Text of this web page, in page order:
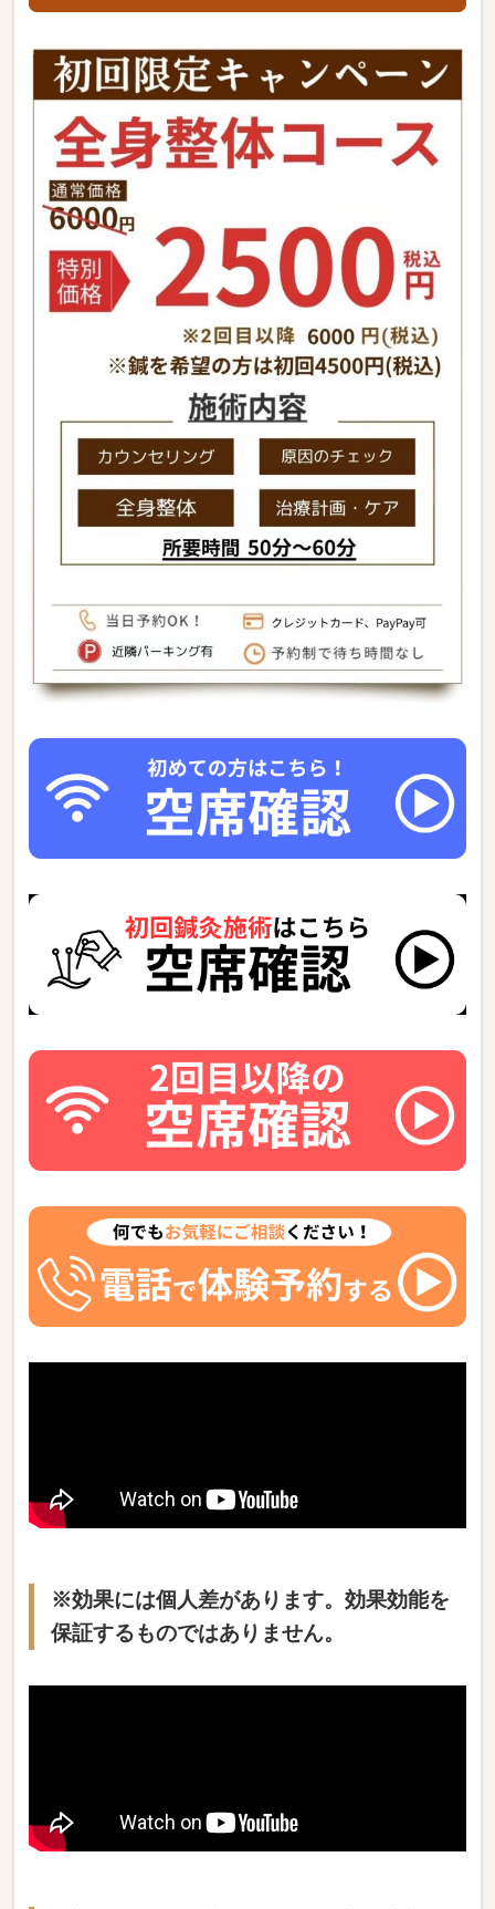
※効果には個人差があります。効果効能を
保証するものではありません。